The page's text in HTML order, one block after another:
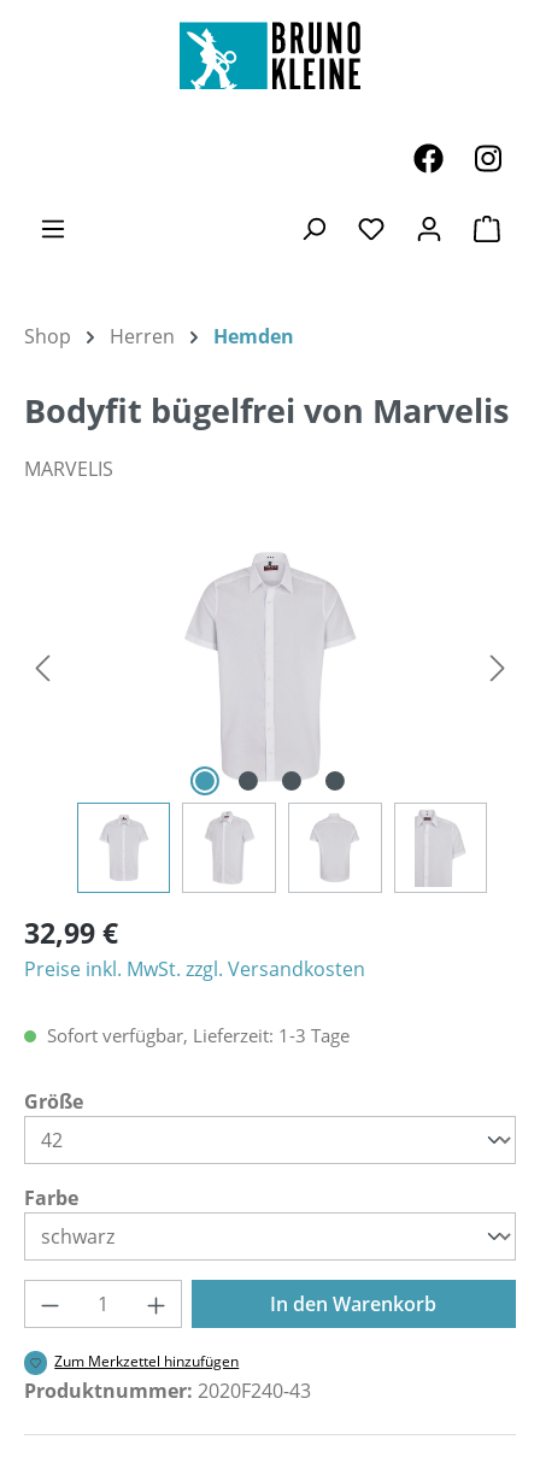
Zum Hauptinhalt springen
Du hast 0
Shop Herren Hemden
Bodyfit bügelfrei von Marvelis
MARVELIS
32,99 €
Preise inkl. MwSt. zzgl. Versandkosten
Sofort verfügbar, Lieferzeit: 1-3 Tage
Größeauswählen
Farbeauswählen
Produkt Anzahl: Gib den gewünschten
In den Warenkorb
Zum Merkzettel hinzufügen
Produktnummer: 2020F240-43